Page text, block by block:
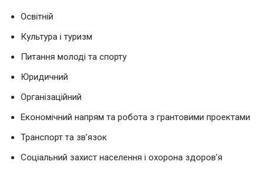
Освітній
Культура і туризм
Питання молоді та спорту
Юридичний
Організаційний
Економічний напрям та робота з грантовими проектами
Транспорт та зв’язок
Соціальний захист населення і охорона здоров’я